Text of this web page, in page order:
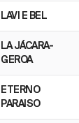
LAVI E BEL
LA JÁCARA-
GEROA
ETERNO
PARAISO